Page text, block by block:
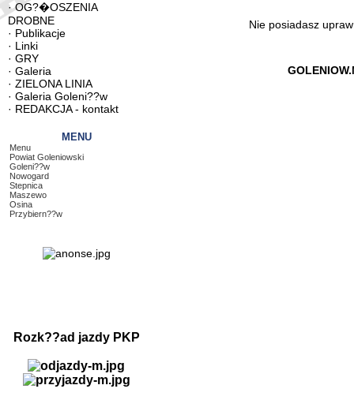
·OG?�OSZENIA
DROBNE
· Publikacje
· Linki
· GRY
· Galeria
· ZIELONA LINIA
· Galeria Goleni??w
· REDAKCJA - kontakt
MENU
Menu
Powiat Goleniowski
Goleni??w
Nowogard
Stepnica
Maszewo
Osina
Przybiern??w
Rozk??ad jazdy PKP
Nie posiadasz